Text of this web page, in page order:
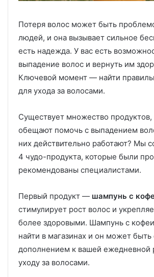
Потеря волос может быть
людей, и она вызывает сильное
есть надежда. У вас есть
выпадение волос и вернуть им
Ключевой момент — найти
для ухода за волосами.
Существует множество продуктов,
обещают помочь с выпадением
них действительно работают? Мы
4 чудо-продукта, которые были
рекомендованы специалистами.
Первый продукт — шампунь с
стимулирует рост волос и
более здоровыми. Шампунь с
найти в магазинах и он может
дополнением к вашей ежедневной
уходу за волосами.